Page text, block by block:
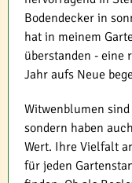
Bodendecker in
hat in meinem
überstanden - eine
Jahr aufs Neue
Witwenblumen
sondern haben
Wert. Ihre Vielfalt
für jeden